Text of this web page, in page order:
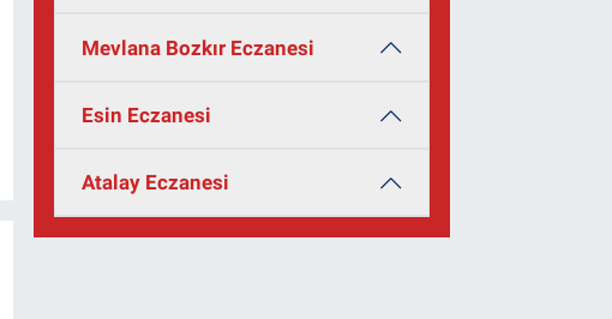
Mevlana Bozkır Eczanesi
Esin Eczanesi
Atalay Eczanesi